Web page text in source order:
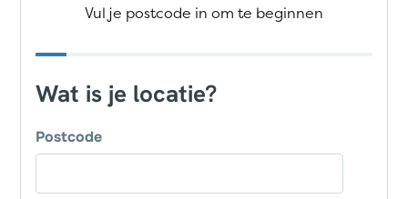
Vul je postcode in om te beginnen